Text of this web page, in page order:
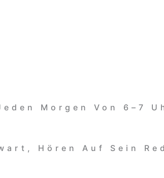
Morgen Von 6–7
Hören Auf Sein